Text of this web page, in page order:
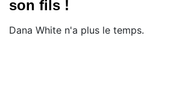
son fils !
Dana White n'a plus le temps.